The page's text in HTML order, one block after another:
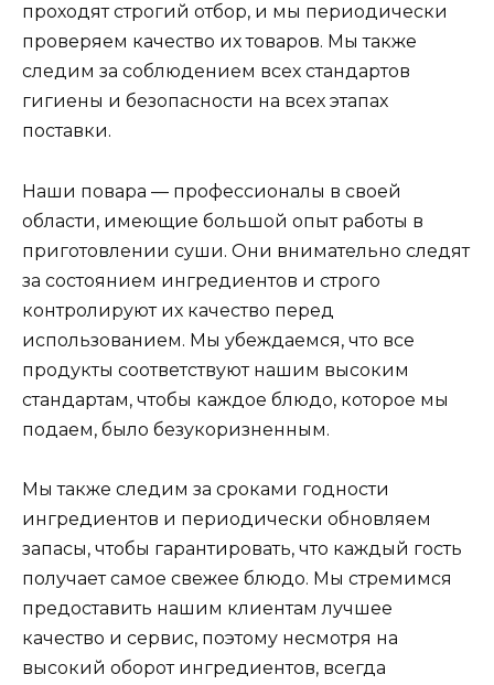
проходят строгий отбор, и мы периодически
проверяем качество их товаров. Мы также
следим за соблюдением всех стандартов
гигиены и безопасности на всех этапах
поставки.
Наши повара — профессионалы в своей
области, имеющие большой опыт работы в
приготовлении суши. Они внимательно следят
за состоянием ингредиентов и строго
контролируют их качество перед
использованием. Мы убеждаемся, что все
продукты соответствуют нашим высоким
стандартам, чтобы каждое блюдо, которое мы
подаем, было безукоризненным.
Мы также следим за сроками годности
ингредиентов и периодически обновляем
запасы, чтобы гарантировать, что каждый гость
получает самое свежее блюдо. Мы стремимся
предоставить нашим клиентам лучшее
качество и сервис, поэтому несмотря на
высокий оборот ингредиентов, всегда